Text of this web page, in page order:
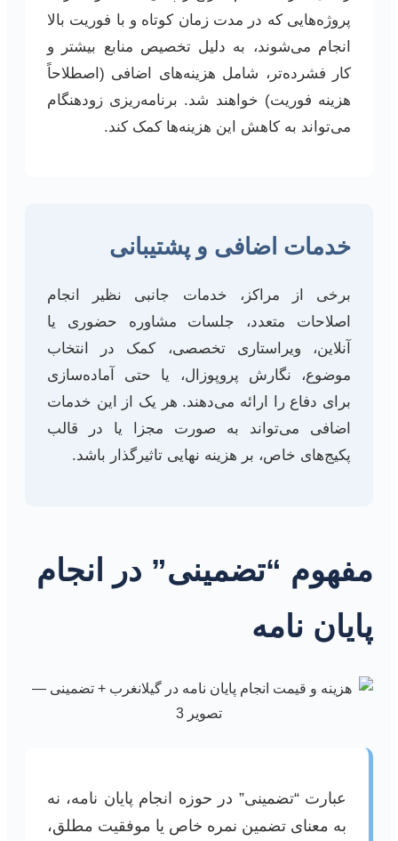
پروژه‌هایی که در مدت زمان کوتاه و با فوریت بالا
انجام می‌شوند، به دلیل تخصیص منابع بیشتر و
کار فشرده‌تر، شامل هزینه‌های اضافی (اصطلاحاً
هزینه فوریت) خواهند شد. برنامه‌ریزی زودهنگام
می‌تواند به کاهش این هزینه‌ها کمک کند.
خدمات اضافی و پشتیبانی
برخی از مراکز، خدمات جانبی نظیر انجام
اصلاحات متعدد، جلسات مشاوره حضوری یا
آنلاین، ویراستاری تخصصی، کمک در انتخاب
موضوع، نگارش پروپوزال، یا حتی آماده‌سازی
برای دفاع را ارائه می‌دهند. هر یک از این خدمات
اضافی می‌تواند به صورت مجزا یا در قالب
پکیج‌های خاص، بر هزینه نهایی تاثیرگذار باشد.
مفهوم “تضمینی” در انجام
پایان نامه
عبارت “تضمینی” در حوزه انجام پایان نامه، نه
به معنای تضمین نمره خاص یا موفقیت مطلق،